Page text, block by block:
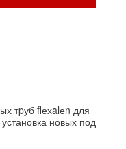
тpуб flехalеn для
новых под